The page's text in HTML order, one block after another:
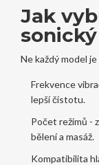
Jak
Ne každý model
Frekvence
lepší čistotu.
Počet režimů -
bělení a masáž.
Kompatibilita